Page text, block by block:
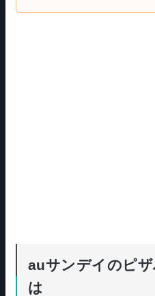
auサンデイのピ
は